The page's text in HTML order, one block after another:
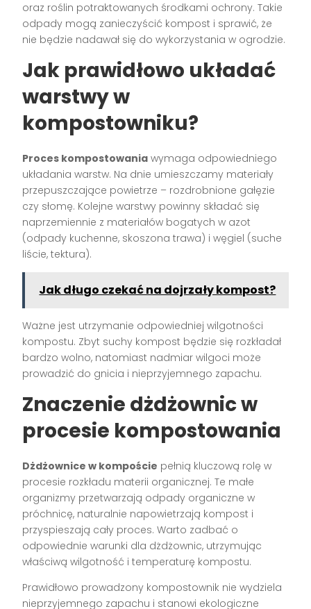
oraz roślin potraktowanych środkami ochrony. Takie
odpady mogą zanieczyścić kompost i sprawić, że
nie będzie nadawał się do wykorzystania w ogrodzie.
Jak prawidłowo układać
warstwy w
kompostowniku?
Proces kompostowania wymaga odpowiedniego
układania warstw. Na dnie umieszczamy materiały
przepuszczające powietrze – rozdrobnione gałęzie
czy słomę. Kolejne warstwy powinny składać się
naprzemiennie z materiałów bogatych w azot
(odpady kuchenne, skoszona trawa) i węgiel (suche
liście, tektura).
Jak długo czekać na dojrzały kompost?
Ważne jest utrzymanie odpowiedniej wilgotności
kompostu. Zbyt suchy kompost będzie się rozkładał
bardzo wolno, natomiast nadmiar wilgoci może
prowadzić do gnicia i nieprzyjemnego zapachu.
Znaczenie dżdżownic w
procesie kompostowania
Dżdżownice w kompoście pełnią kluczową rolę w
procesie rozkładu materii organicznej. Te małe
organizmy przetwarzają odpady organiczne w
próchnicę, naturalnie napowietrzają kompost i
przyspieszają cały proces. Warto zadbać o
odpowiednie warunki dla dżdżownic, utrzymując
właściwą wilgotność i temperaturę kompostu.
Prawidłowo prowadzony kompostownik nie wydziela
nieprzyjemnego zapachu i stanowi ekologiczne